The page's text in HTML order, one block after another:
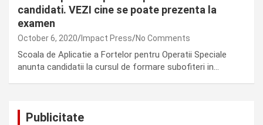
candidati. VEZI cine se poate prezenta la
examen
October 6, 2020 Impact Press No Comments
Scoala de Aplicatie a Fortelor pentru Operatii Speciale
anunta candidatii la cursul de formare subofiteri in…
Publicitate